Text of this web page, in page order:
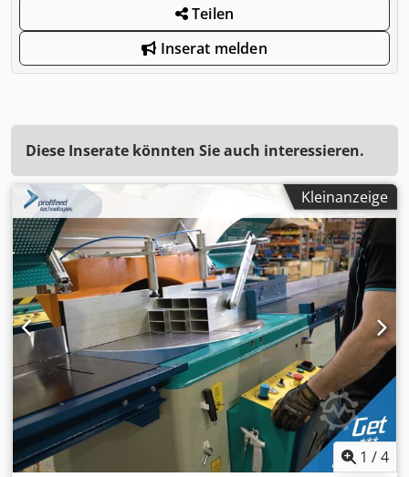
Teilen
Inserat melden
Diese Inserate könnten Sie auch interessieren.
Kleinanzeige
1 /4